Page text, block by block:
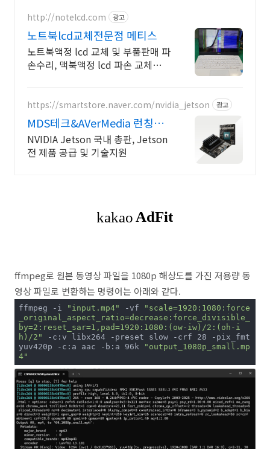
http://notelcd.com 광고
노트북lcd교체전문점 메티스
노트북액정 lcd 교체 및 부품판매 파
손수리, 맥북액정 lcd 파손 교체수리
https://smartstore.naver.com/nvidia_jetson 광고
MDS테크&AVerMedia 런칭기
념할인이벤트
NVIDIA Jetson 국내 총판, Jetson
전 제품 공급 및 기술지원
ffmpeg로 원본 동영상 파일을 1080p 해상도를 가진 저용량 동
영상 파일로 변환하는 명령어는 아래와 같다.
ffmpeg -i "input.mp4" -vf
"scale=1920:1080:force
_original_aspect_ratio=decrease:force_divisible_
by=2:reset_sar=1,pad=1920:1080:(ow-iw)/2:(oh-i
h)/2" -c:v libx264 -preset slow -crf 28 -pix_fmt
yuv420p -c:a aac -b:a 96k
"output_1080p_small.mp
4"